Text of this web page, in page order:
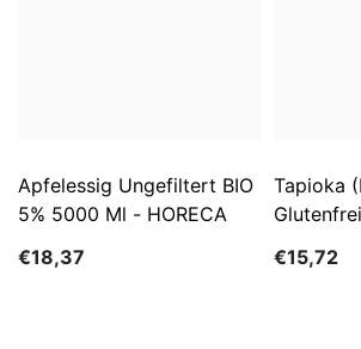
Apfelessig Ungefiltert BIO
5% 5000 Ml - HORECA
€18,37
Tapioka
€15,72